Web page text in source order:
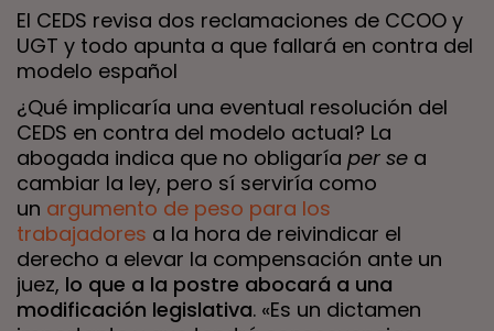
El CEDS revisa dos reclamaciones de CCOO y
UGT y todo apunta a que fallará en contra del
modelo español
¿Qué implicaría una eventual resolución del
CEDS en contra del modelo actual? La
abogada indica que no obligaría per se a
cambiar la ley, pero sí serviría como
un argumento de peso para los
trabajadores a la hora de reivindicar el
derecho a elevar la compensación ante un
juez, lo que a la postre abocará a una
modificación legislativa. «Es un dictamen